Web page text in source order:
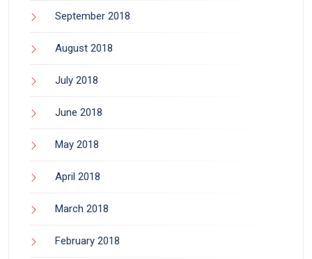
September 2018
August 2018
July 2018
June 2018
May 2018
April 2018
March 2018
February 2018